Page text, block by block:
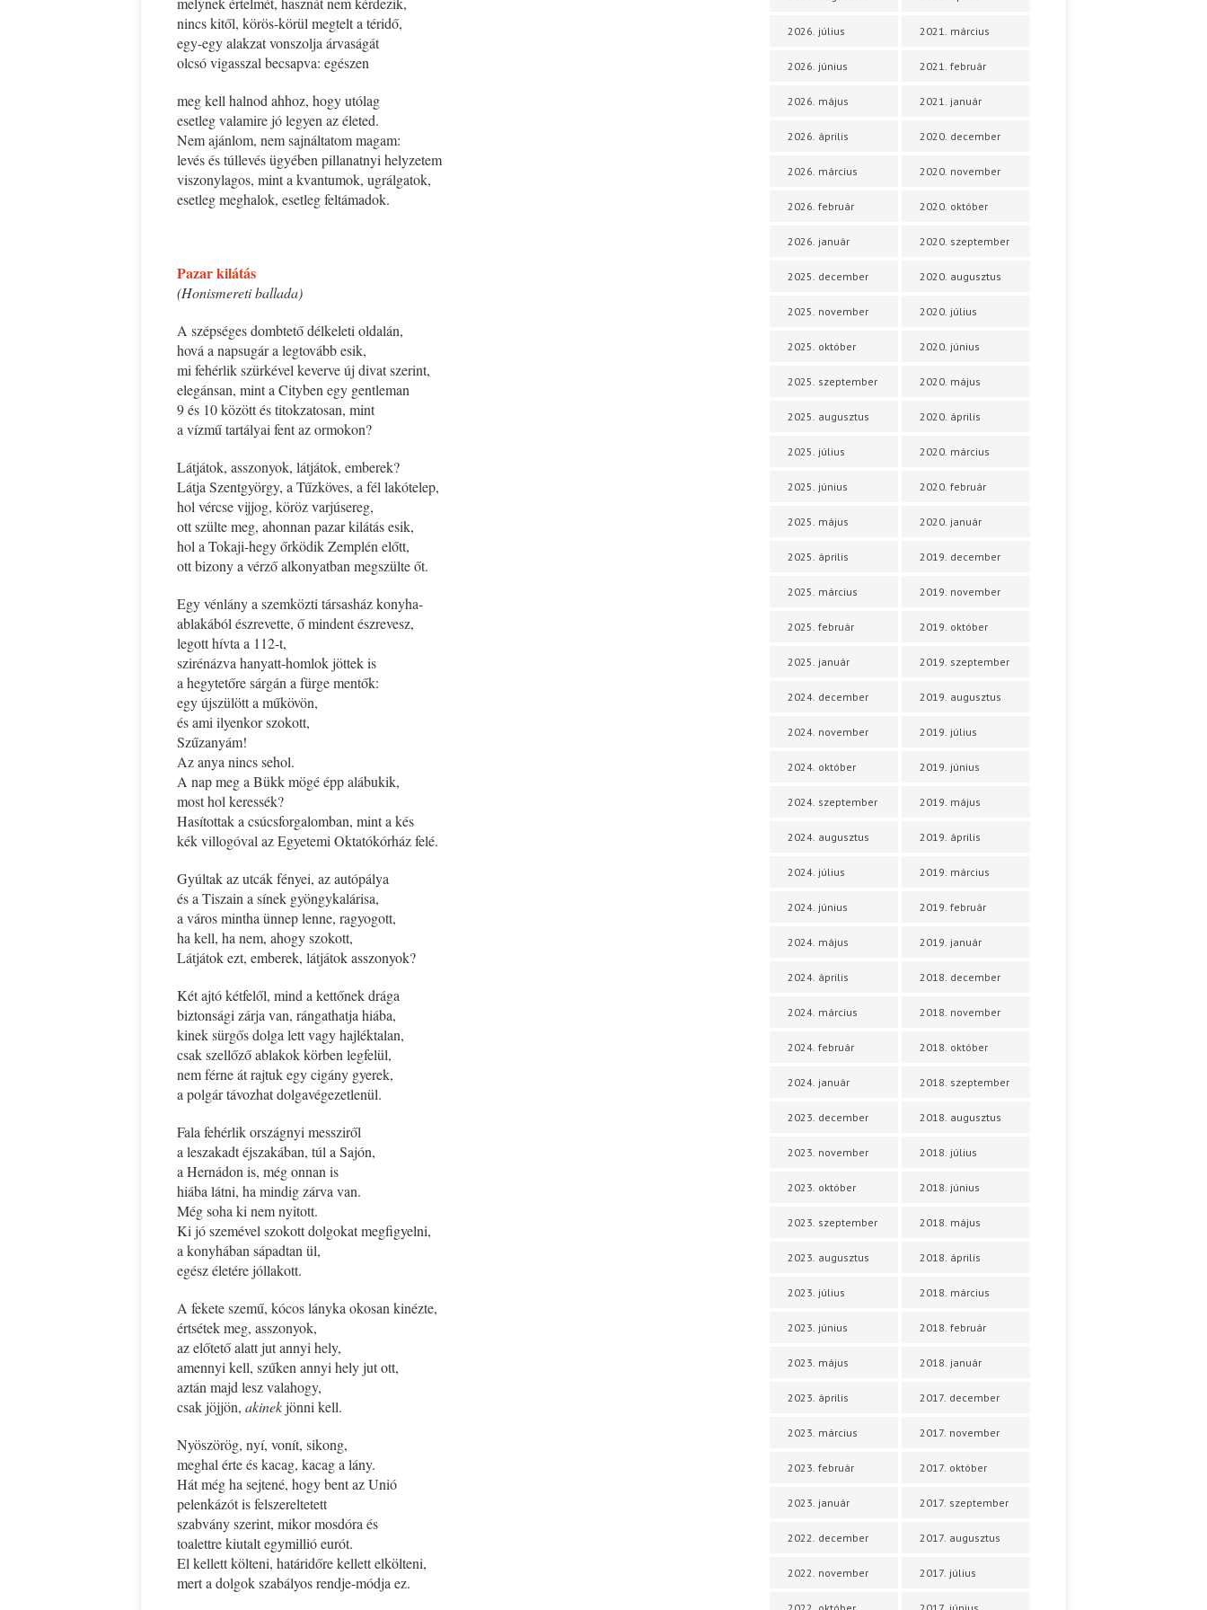
nincs kitől, körös-körül megtelt a téridő,
egy-egy alakzat vonszolja árvaságát
olcsó vigasszal becsapva: egészen
meg kell halnod ahhoz, hogy utólag
esetleg valamire jó legyen az életed.
Nem ajánlom, nem sajnáltatom magam:
levés és túllevés ügyében pillanatnyi helyzetem
viszonylagos, mint a kvantumok, ugrálgatok,
esetleg meghalok, esetleg feltámadok.
Pazar kilátás
(Honismereti ballada)
A szépséges dombtető délkeleti oldalán,
hová a napsugár a legtovább esik,
mi fehérlik szürkével keverve új divat szerint,
elegánsan, mint a Cityben egy gentleman
9 és 10 között és titokzatosan, mint
a vízmű tartályai fent az ormokon?
Látjátok, asszonyok, látjátok, emberek?
Látja Szentgyörgy, a Tűzköves, a fél lakótelep,
hol vércse vijjog, köröz varjúsereg,
ott szülte meg, ahonnan pazar kilátás esik,
hol a Tokaji-hegy őrködik Zemplén előtt,
ott bizony a vérző alkonyatban megszülte őt.
Egy vénlány a szemközti társasház konyha-
ablakából észrevette, ő mindent észrevesz,
legott hívta a 112-t,
szirénázva hanyatt-homlok jöttek is
a hegytetőre sárgán a fürge mentők:
egy újszülött a műkövön,
és ami ilyenkor szokott,
Szűzanyám!
Az anya nincs sehol.
A nap meg a Bükk mögé épp alábukik,
most hol keressék?
Hasítottak a csúcsforgalomban, mint a kés
kék villogóval az Egyetemi Oktatókórház felé.
Gyúltak az utcák fényei, az autópálya
és a Tiszain a sínek gyöngykalárisa,
a város mintha ünnep lenne, ragyogott,
ha kell, ha nem, ahogy szokott,
Látjátok ezt, emberek, látjátok asszonyok?
Két ajtó kétfelől, mind a kettőnek drága
biztonsági zárja van, rángathatja hiába,
kinek sürgős dolga lett vagy hajléktalan,
csak szellőző ablakok körben legfelül,
nem férne át rajtuk egy cigány gyerek,
a polgár távozhat dolgavégezetlenül.
Fala fehérlik országnyi messziről
a leszakadt éjszakában, túl a Sajón,
a Hernádon is, még onnan is
hiába látni, ha mindig zárva van.
Még soha ki nem nyitott.
Ki jó szemével szokott dolgokat megfigyelni,
a konyhában sápadtan ül,
egész életére jóllakott.
A fekete szemű, kócos lányka okosan kinézte,
értsétek meg, asszonyok,
az előtető alatt jut annyi hely,
amennyi kell, szűken annyi hely jut ott,
aztán majd lesz valahogy,
csak jöjjön, akinekjönni kell.
Nyöszörög, nyí, vonít, sikong,
meghal érte és kacag, kacag a lány.
Hát még ha sejtené, hogy bent az Unió
pelenkázót is felszereltetett
szabvány szerint, mikor mosdóra és
toalettre kiutalt egymillió eurót.
El kellett költeni, határidőre kellett elkölteni,
mert a dolgok szabályos rendje-módja ez.
2026. július
2026. június
2026. május
2026. április
2026. március
2026. február
2026. január
2025. december
2025. november
2025. október
2025. szeptember
2025. augusztus
2025. július
2025. június
2025. május
2025. április
2025. március
2025. február
2025. január
2024. december
2024. november
2024. október
2024. szeptember
2024. augusztus
2024. július
2024. június
2024. május
2024. április
2024. március
2024. február
2024. január
2023. december
2023. november
2023. október
2023. szeptember
2023. augusztus
2023. július
2023. június
2023. május
2023. április
2023. március
2023. február
2023. január
2022. december
2022. november
2021. március
2021. február
2021. január
2020. december
2020. november
2020. október
2020. szeptember
2020. augusztus
2020. július
2020. június
2020. május
2020. április
2020. március
2020. február
2020. január
2019. december
2019. november
2019. október
2019. szeptember
2019. augusztus
2019. július
2019. június
2019. május
2019. április
2019. március
2019. február
2019. január
2018. december
2018. november
2018. október
2018. szeptember
2018. augusztus
2018. július
2018. június
2018. május
2018. április
2018. március
2018. február
2018. január
2017. december
2017. november
2017. október
2017. szeptember
2017. augusztus
2017. július